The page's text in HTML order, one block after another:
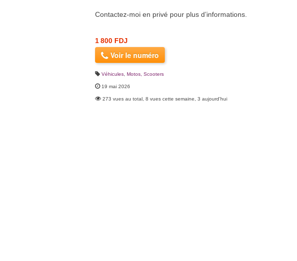
Contactez-moi en privé pour plus d’informations.
1 800 FDJ
Voir le numéro
Véhicules Motos, Scooters
19 mai 2026
273 vues au total, 8 vues cette semaine, 3 aujourd'hui